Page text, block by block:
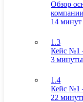
Обзор
компании
14 минут
1.3
Кейс №1
3 минуты
1.4
Кейс №1
22